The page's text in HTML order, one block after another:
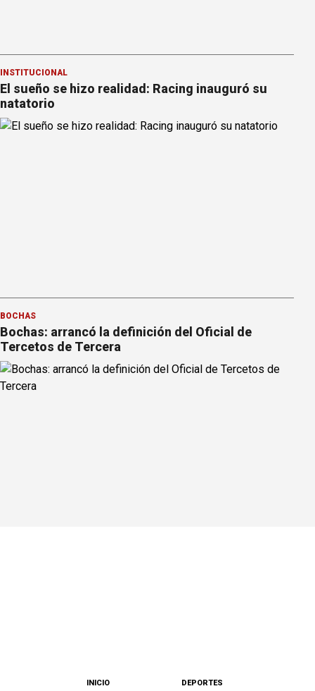
INSTITUCIONAL
El sueño se hizo realidad: Racing inauguró su
natatorio
BOCHAS
Bochas: arrancó la definición del Oficial de
Tercetos de Tercera
INICIO DEPORTES